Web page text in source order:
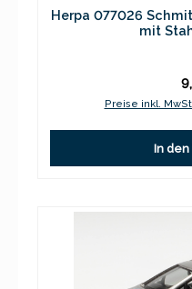
Herpa 077026
mit
Preise inkl.
In den